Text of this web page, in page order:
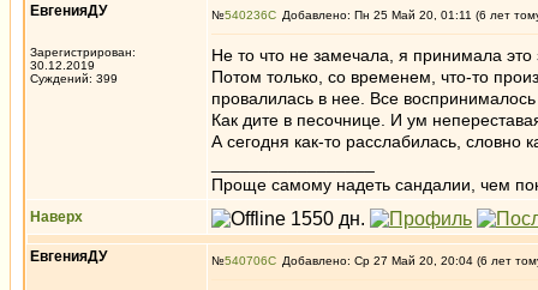
ЕвгенияДУ
Зарегистрирован:
30.12.2019
Суждений: 399
№540236 Добавлено: Пн 25 Май 20, 01:11 (6 лет
Не то что не замечала, я принимала это
Потом только, со временем, что-то
провалилась в нее. Все
Как дите в песочнице. И ум
А сегодня как-то расслабилась, словно
Проще самому надеть сандалии, чем
Наверх
ЕвгенияДУ №540706 Добавлено: Ср 27 Май 20, 20:04 (6 лет